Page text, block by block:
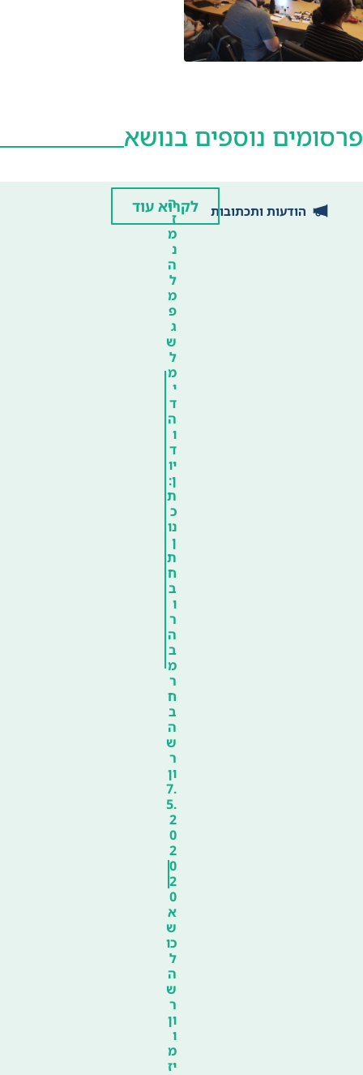
פרסומים נוספים בנושא
הודעות ותכתובות
ה
ז
מ
נ
ה
ל
מ
פ
ג
ש
ל
מ
י
ד
ה
ו
ד
יו
ן:
ת
כ
נו
ן
ת
ח
ב
ו
ר
ה
ב
מ
ר
ח
ב
ה
ש
ר
ון
7.
5.
2
0
2
0
2
0
א
ש
כו
ל
ה
ש
ר
ון
ו
מ
יז
לקרוא עוד